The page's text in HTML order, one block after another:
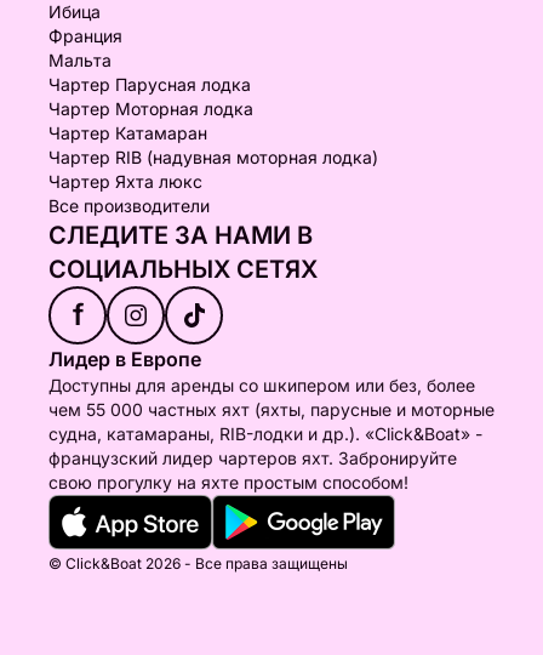
Ибица
Франция
Мальта
Чартер Парусная лодка
Чартер Моторная лодка
Чартер Катамаран
Чартер RIB (надувная моторная лодка)
Чартер Яхта люкс
Все производители
СЛЕДИТЕ ЗА НАМИ В
СОЦИАЛЬНЫХ СЕТЯХ
f
Лидер в Европе
Доступны для аренды со шкипером или без, более
чем 55 000 частных яхт (яхты, парусные и моторные
судна, катамараны, RIB-лодки и др.). «Click&Boat» -
французский лидер чартеров яхт. Забронируйте
свою прогулку на яхте простым способом!
© Click&Boat 2026 - Все права защищены